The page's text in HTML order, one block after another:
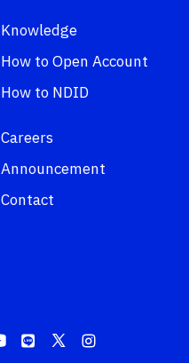
Knowledge
How to Open Account
How to NDID
Careers
Announcement
Contact